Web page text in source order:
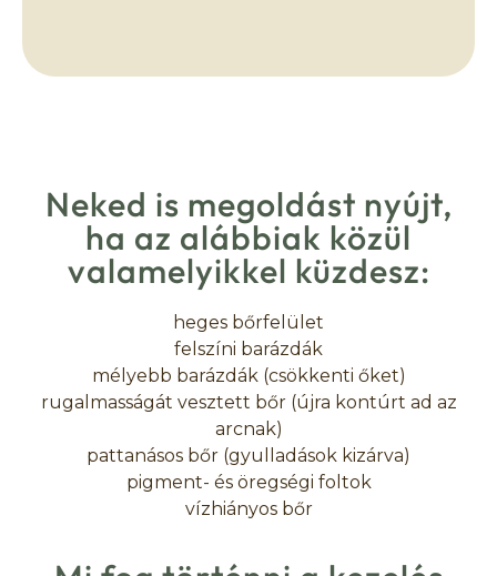
Neked is megoldást nyújt,
ha az alábbiak közül
valamelyikkel küzdesz:
heges bőrfelület
felszíni barázdák
mélyebb barázdák (csökkenti őket)
rugalmasságát vesztett bőr (újra kontúrt ad az
arcnak)
pattanásos bőr (gyulladások kizárva)
pigment- és öregségi foltok
vízhiányos bőr